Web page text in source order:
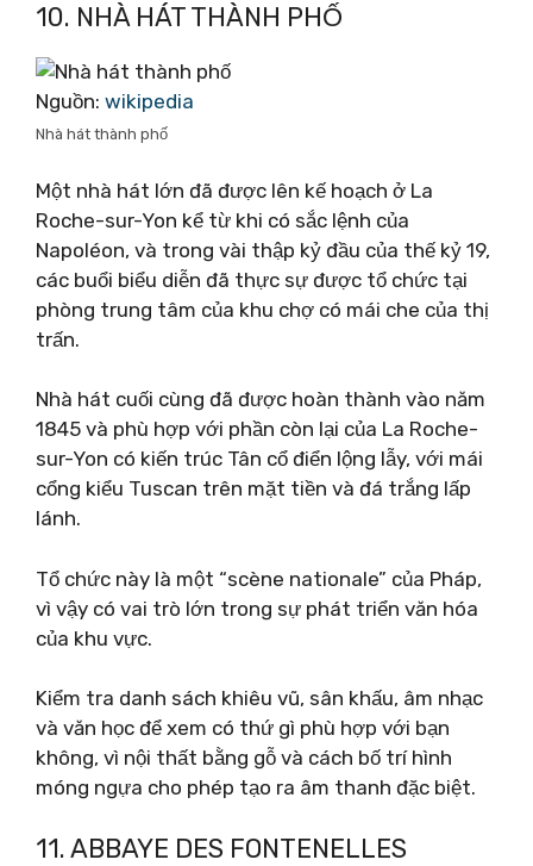
10. NHÀ HÁT THÀNH PHỐ
Nguồn: wikipedia
Nhà hát thành phố
Một nhà hát lớn đã được lên kế hoạch ở La
Roche-sur-Yon kể từ khi có sắc lệnh của
Napoléon, và trong vài thập kỷ đầu của thế kỷ 19,
các buổi biểu diễn đã thực sự được tổ chức tại
phòng trung tâm của khu chợ có mái che của thị
trấn.
Nhà hát cuối cùng đã được hoàn thành vào năm
1845 và phù hợp với phần còn lại của La Roche-
sur-Yon có kiến ​​​​trúc Tân cổ điển lộng lẫy, với mái
cổng kiểu Tuscan trên mặt tiền và đá trắng lấp
lánh.
Tổ chức này là một “scène nationale” của Pháp,
vì vậy có vai trò lớn trong sự phát triển văn hóa
của khu vực.
Kiểm tra danh sách khiêu vũ, sân khấu, âm nhạc
và văn học để xem có thứ gì phù hợp với bạn
không, vì nội thất bằng gỗ và cách bố trí hình
móng ngựa cho phép tạo ra âm thanh đặc biệt.
11. ABBAYE DES FONTENELLES